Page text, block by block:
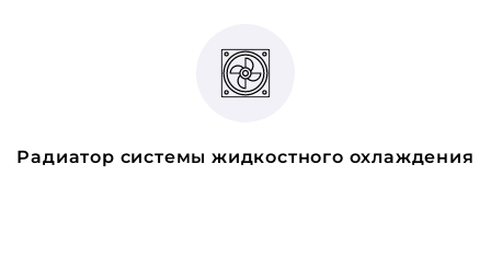
Радиатор системы жидкостного охлаждения